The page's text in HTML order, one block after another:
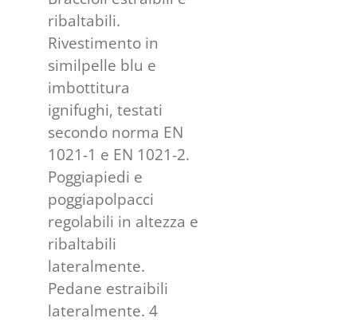
ribaltabili.
Rivestimento in
similpelle blu e
imbottitura
ignifughi, testati
secondo norma EN
1021-1 e EN 1021-2.
Poggiapiedi e
poggiapolpacci
regolabili in altezza e
ribaltabili
lateralmente.
Pedane estraibili
lateralmente. 4